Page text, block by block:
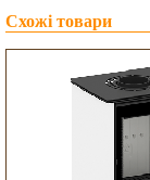
Схожі товари